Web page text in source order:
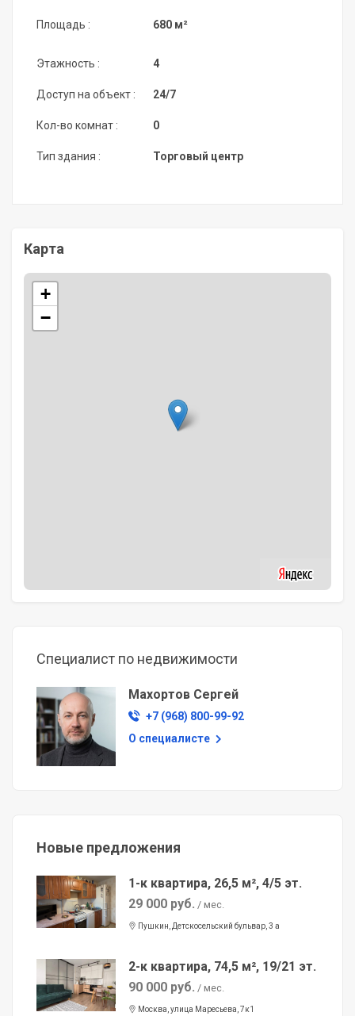
Площадь : 680 м²
Этажность :
Доступ на объект :
Кол-во комнат :
Тип здания :
4
24/7
0
Торговый центр
Карта
+
−
Специалист по недвижимости
Махортов Сергей
+7 (968) 800-99-92
О специалисте
Новые предложения
1-к квартира, 26,5 м², 4/5 эт.
29 000 руб. / мес.
Пушкин, Детскосельский бульвар, 3 а
2-к квартира, 74,5 м², 19/21 эт.
90 000 руб. / мес.
Москва, улица Маресьева, 7к1